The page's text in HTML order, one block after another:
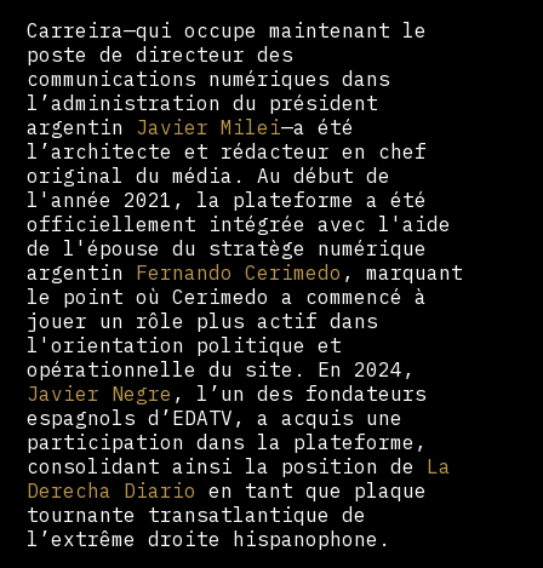
Carreira—qui occupe maintenant le
poste de directeur des
communications numériques dans
l’administration du président
argentin Javier Milei—a été
l’architecte et rédacteur en chef
original du média. Au début de
l'année 2021, la plateforme a été
officiellement intégrée avec l'aide
de l'épouse du stratège numérique
argentin Fernando Cerimedo , marquant
le point où Cerimedo a commencé à
jouer un rôle plus actif dans
l'orientation politique et
opérationnelle du site. En 2024,
Javier Negre , l’un des fondateurs
espagnols d’EDATV, a acquis une
participation dans la plateforme,
consolidant ainsi la position de La
Derecha Diario en tant que plaque
tournante transatlantique de
l’extrême droite hispanophone.